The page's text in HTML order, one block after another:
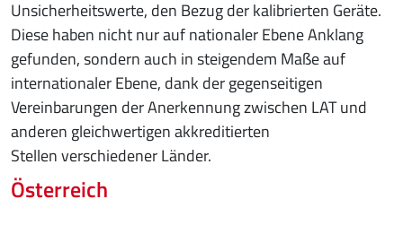
Unsicherheitswerte, den Bezug der kalibrierten Geräte.
Diese haben nicht nur auf nationaler Ebene Anklang
gefunden, sondern auch in steigendem Maße auf
internationaler Ebene, dank der gegenseitigen
Vereinbarungen der Anerkennung zwischen LAT und
anderen gleichwertigen akkreditierten
Stellen verschiedener Länder.
Österreich